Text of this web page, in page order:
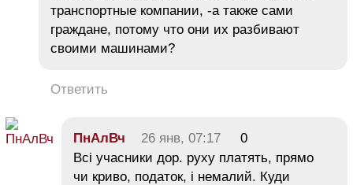
транспортные компании, -а также сами
граждане, потому что они их разбивают
своими машинами?
Ответить
ПнАлВч 26 янв, 07:17
0
Всі учасники дор. руху платять, прямо
чи криво, податок, і немалий. Куди